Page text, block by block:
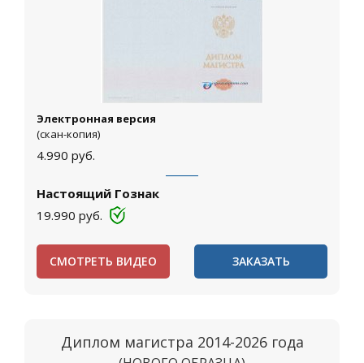
Электронная версия
(скан-копия)
4.990 руб.
Настоящий Гознак
19.990 руб.
СМОТРЕТЬ ВИДЕО ЗАКАЗАТЬ
Диплом магистра 2014-2026 года